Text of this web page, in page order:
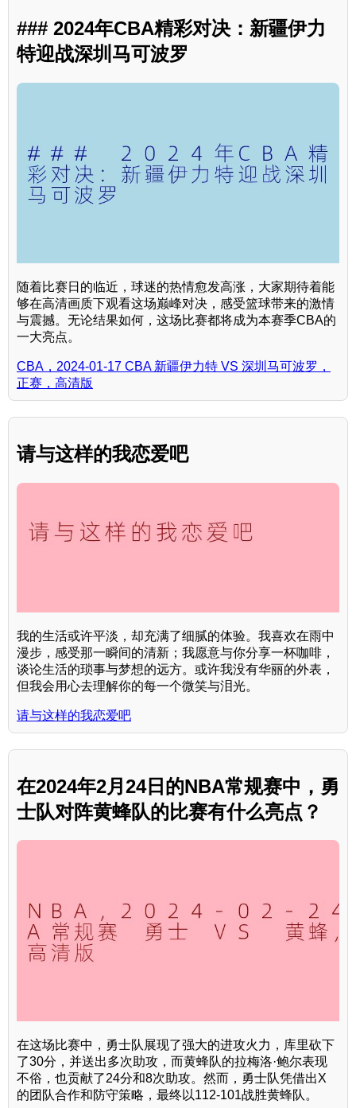
### 2024年CBA精彩对决：新疆伊力
特迎战深圳马可波罗
随着比赛日的临近，球迷的热情愈发高涨，大家期待着能
够在高清画质下观看这场巅峰对决，感受篮球带来的激情
与震撼。无论结果如何，这场比赛都将成为本赛季CBA的
一大亮点。
CBA，2024-01-17 CBA 新疆伊力特 VS 深圳马可波罗，
正赛，高清版
请与这样的我恋爱吧
我的生活或许平淡，却充满了细腻的体验。我喜欢在雨中
漫步，感受那一瞬间的清新；我愿意与你分享一杯咖啡，
谈论生活的琐事与梦想的远方。或许我没有华丽的外表，
但我会用心去理解你的每一个微笑与泪光。
请与这样的我恋爱吧
在2024年2月24日的NBA常规赛中，勇
士队对阵黄蜂队的比赛有什么亮点？
在这场比赛中，勇士队展现了强大的进攻火力，库里砍下
了30分，并送出多次助攻，而黄蜂队的拉梅洛·鲍尔表现
不俗，也贡献了24分和8次助攻。然而，勇士队凭借出X
的团队合作和防守策略，最终以112-101战胜黄蜂队。